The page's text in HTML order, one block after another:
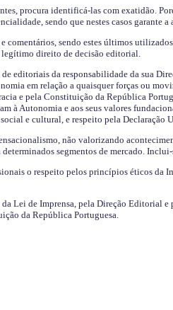
procura identificá-las com exatidão.
sendo que nestes casos garante
comentários, sendo estes últimos
direito de decisão editorial.
editoriais da responsabilidade da sua
em relação a quaisquer forças ou
e pela Constituição da República
à Autonomia e aos seus valores
e cultural, e respeito pela Declaração
não valorizando
determinados segmentos de mercado.
o respeito pelos princípios éticos da
Lei de Imprensa, pela Direção Editorial
da República Portuguesa.